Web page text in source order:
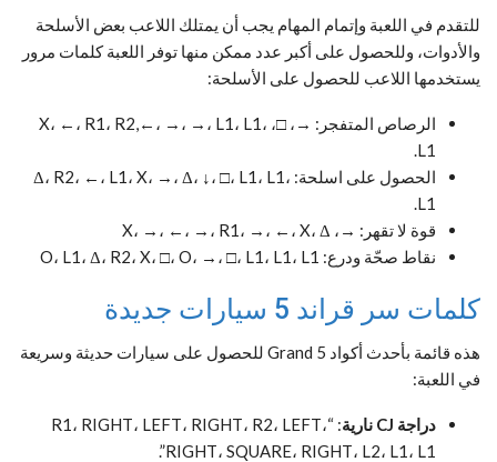
للتقدم في اللعبة وإتمام المهام يجب أن يمتلك اللاعب بعض الأسلحة
والأدوات، وللحصول على أكبر عدد ممكن منها توفر اللعبة كلمات مرور
يستخدمها اللاعب للحصول على الأسلحة:
الرصاص المتفجر: →، □، X، ←، R1، R2,←، →، →، L1، L1،
L1.
الحصول على اسلحة: Δ، R2، ←، L1، X، →، Δ، ↓، □، L1، L1،
L1.
قوة لا تقهر: →، X، →، ←، →، R1، →، ←، X، Δ
نقاط صحّة ودرع: O، L1، Δ، R2، X، □، O، →، □، L1، L1، L1
كلمات سر قراند 5 سيارات جديدة
هذه قائمة بأحدث أكواد Grand 5 للحصول على سيارات حديثة وسريعة
في اللعبة:
دراجة CJ نارية
: “R1، RIGHT، LEFT، RIGHT، R2، LEFT،
RIGHT، SQUARE، RIGHT، L2، L1، L1”.